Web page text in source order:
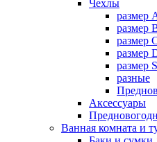
Чехлы
размер
размер
размер
размер
размер
разные
Аксессуары
Ванная комната и